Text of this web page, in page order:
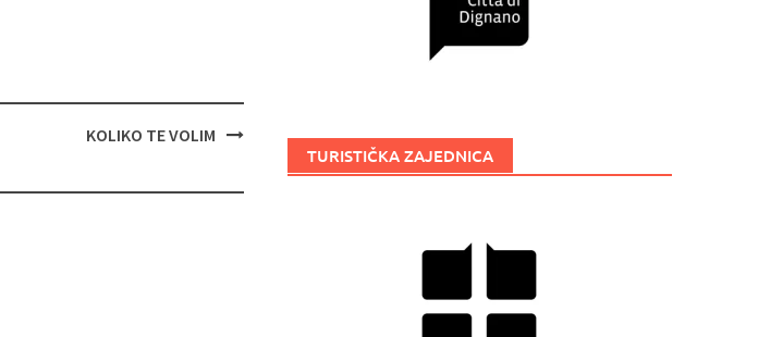
KOLIKO TE VOLIM
TURISTIČKA ZAJEDNICA